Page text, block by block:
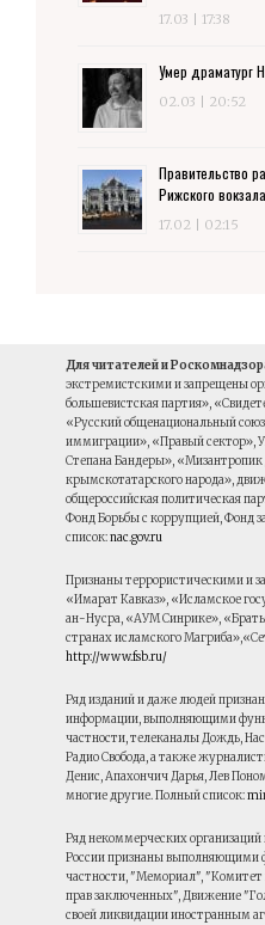
17.03 | 17:38
Умер драматург
02.03 | 20:52
Правительство
Рижского
17.02 | 02:15
Для читателей и
экстремистскими и запрещены
большевистская партия»,
«Русский общенациональный
иммиграции», «Правый сектор»,
Степана Бандеры»,
крымскотатарского народа»,
общероссийская политическая
Фонд Борьбы с коррупцией, Фонд
список:nac.gov.ru
Признаны террористическими и
«Имарат Кавказ», «Исламское
ан-Нусра, «АУМ Синрике»,
странах исламского
http://www.fsb.ru/
Ряд изданий и даже людей
информации, выполняющими
частности, телеканалы Дождь,
Радио Свобода, а также
Денис, Апахончич Дарья, Лев
многие другие. Полный список:
Ряд некоммерческих
России признаны выполняющими
частности, "Мемориал",
прав заключенных", Движение
своей ликвидации иностранным